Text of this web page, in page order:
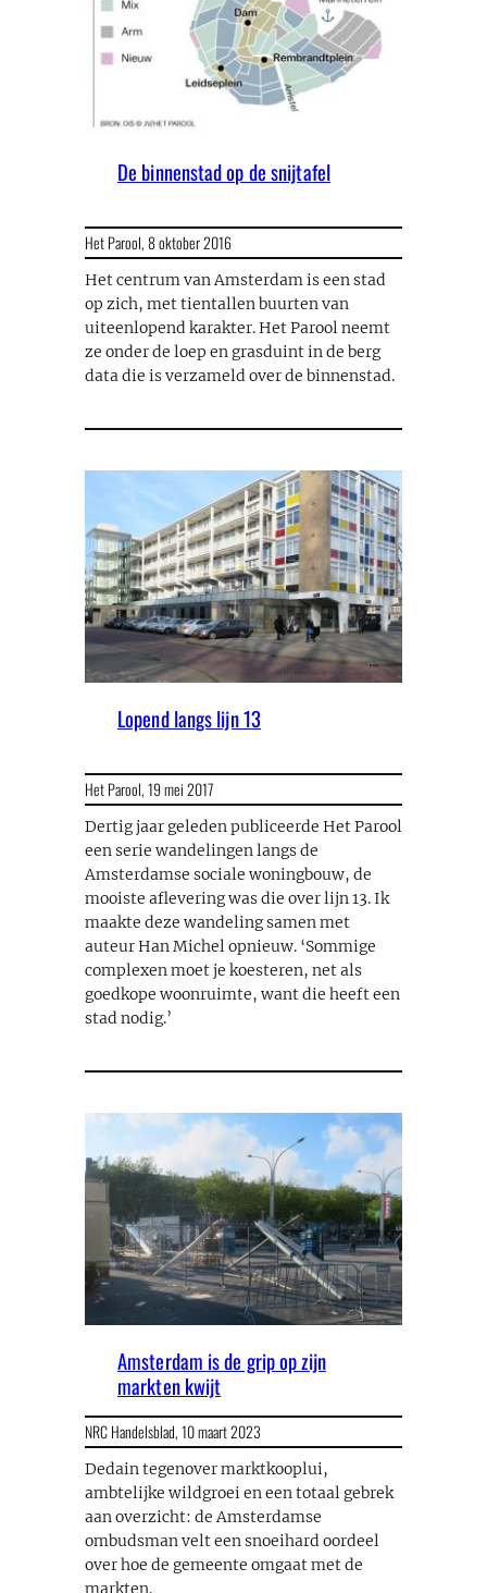
De binnenstad op de snijtafel
Het Parool,8 oktober 2016
Het centrum van Amsterdam is een stad
op zich, met tientallen buurten van
uiteenlopend karakter. Het Parool neemt
ze onder de loep en grasduint in de berg
data die is verzameld over de binnenstad.
Lopend langs lijn 13
Het Parool,19 mei 2017
Dertig jaar geleden publiceerde Het Parool
een serie wandelingen langs de
Amsterdamse sociale woningbouw, de
mooiste aflevering was die over lijn 13. Ik
maakte deze wandeling samen met
auteur Han Michel opnieuw. ‘Sommige
complexen moet je koesteren, net als
goedkope woonruimte, want die heeft een
stad nodig.’
Amsterdam is de grip op zijn
markten kwijt
NRC Handelsblad,10 maart 2023
Dedain tegenover marktkooplui,
ambtelijke wildgroei en een totaal gebrek
aan overzicht: de Amsterdamse
ombudsman velt een snoeihard oordeel
over hoe de gemeente omgaat met de
markten.